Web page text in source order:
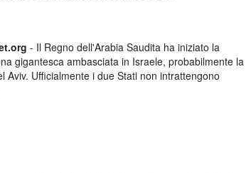
- Il Regno dell'Arabia Saudita ha iniziato la
gigantesca ambasciata in Israele, probabilmente la
Aviv. Ufficialmente i due Stati non intrattengono